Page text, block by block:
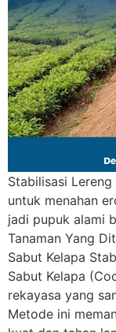
Stabilisasi
untuk menahan
jadi pupuk alami
Tanaman Yang
Sabut Kelapa
Sabut Kelapa
rekayasa yang
Metode ini